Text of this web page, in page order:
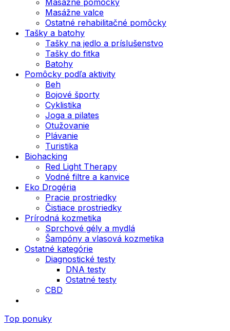
Masážne valce
Ostatné rehabilitačné pomôcky
Tašky a batohy
Tašky na jedlo a príslušenstvo
Tašky do fitka
Batohy
Pomôcky podľa aktivity
Beh
Bojové športy
Cyklistika
Joga a pilates
Otužovanie
Plávanie
Turistika
Biohacking
Red Light Therapy
Vodné filtre a kanvice
Eko Drogéria
Pracie prostriedky
Čistiace prostriedky
Prírodná kozmetika
Sprchové gély a mydlá
Šampóny a vlasová kozmetika
Ostatné kategórie
Diagnostické testy
DNA testy
Ostatné testy
CBD
Top ponuky